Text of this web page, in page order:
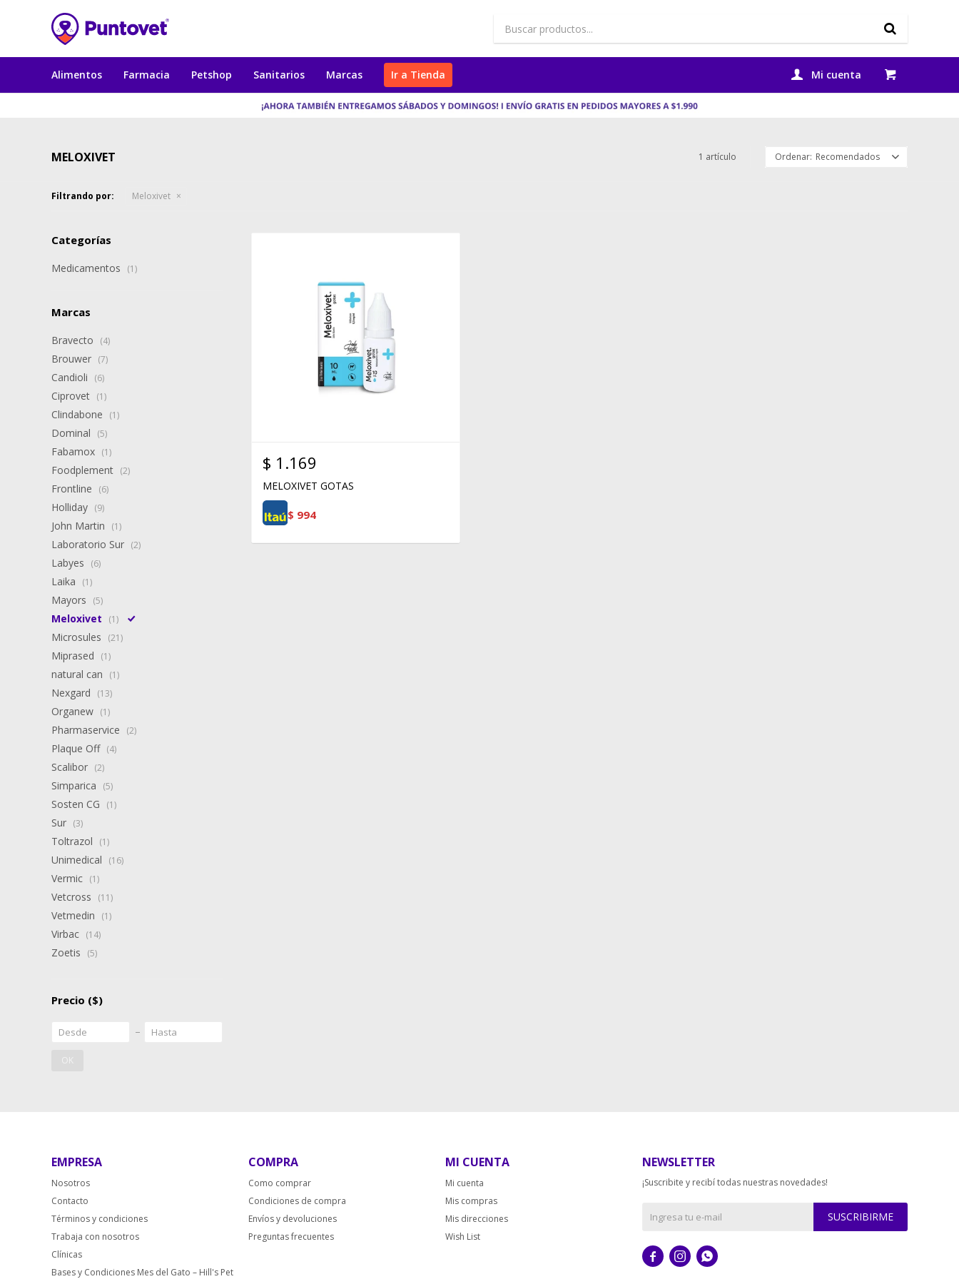
Alimentos Farmacia Petshop Sanitarios Marcas Ir a Tienda
MELOXIVET 1 artículo Recomendados
Filtrando por: Meloxivet
$ 1.169
MELOXIVET GOTAS
$ 994
Categorías
Medicamentos (1)
Marcas
Bravecto (4)
Brouwer (7)
Candioli (6)
Ciprovet (1)
Clindabone (1)
Dominal (5)
Fabamox (1)
Foodplement (2)
Frontline (6)
Holliday (9)
John Martin (1)
Laboratorio Sur (2)
Labyes (6)
Laika (1)
Mayors (5)
Meloxivet (1)
Microsules (21)
Miprased (1)
natural can (1)
Nexgard (13)
Organew (1)
Pharmaservice (2)
Plaque Off (4)
Scalibor (2)
Simparica (5)
Sosten CG (1)
Sur (3)
Toltrazol (1)
Unimedical (16)
Vermic (1)
Vetcross (11)
Vetmedin (1)
Virbac (14)
Zoetis (5)
Precio ($)
OK
EMPRESA
Nosotros
Contacto
Términos y condiciones
Trabaja con nosotros
Clínicas
Bases y Condiciones Mes del Gato – Hill's Pet
COMPRA
Como comprar
Condiciones de compra
Envíos y devoluciones
Preguntas frecuentes
MI CUENTA
Mi cuenta
Mis compras
Mis direcciones
Wish List
NEWSLETTER
¡Suscribite y recibí todas nuestras novedades!
SUSCRIBIRME
  